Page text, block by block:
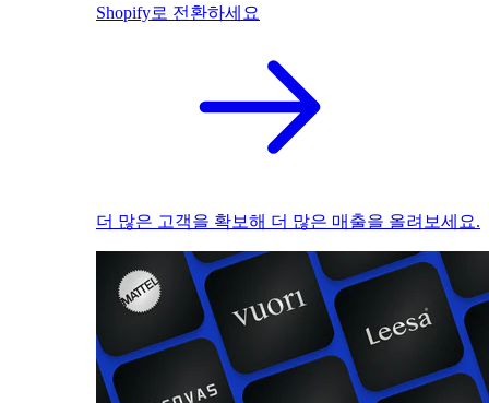
Shopify로 전환하세요
더 많은 고객을 확보해 더 많은 매출을 올려보세요.